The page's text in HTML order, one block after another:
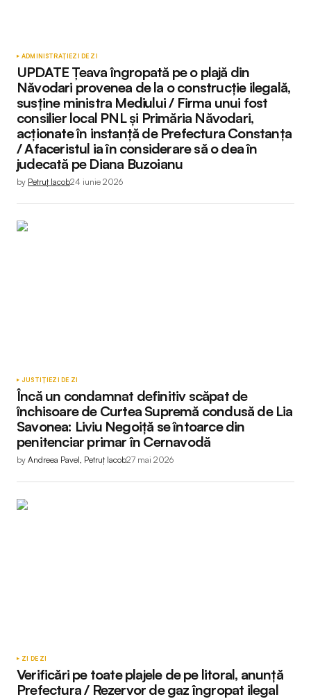
ADMINISTRAȚIEZI DE ZI
UPDATE Țeava îngropată pe o plajă din
Năvodari provenea de la o construcție ilegală,
susține ministra Mediului / Firma unui fost
consilier local PNL și Primăria Năvodari,
acționate în instanță de Prefectura Constanța
/ Afaceristul ia în considerare să o dea în
judecată pe Diana Buzoianu
by Petruț Iacob24 iunie 2026
JUSTIȚIEZI DE ZI
Încă un condamnat definitiv scăpat de
închisoare de Curtea Supremă condusă de Lia
Savonea: Liviu Negoiță se întoarce din
penitenciar primar în Cernavodă
by Andreea Pavel, Petruț Iacob27 mai 2026
ZI DE ZI
Verificări pe toate plajele de pe litoral, anunță
Prefectura / Rezervor de gaz îngropat ilegal